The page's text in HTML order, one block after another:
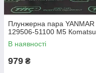
Плунжерна пара YANMAR
129506-51100 M5 Коmаtsu
В наявності
979 ₴